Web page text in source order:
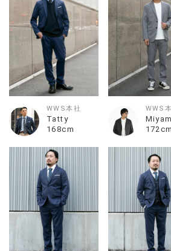
WWS本社
Tatty
168cm
WWS
172cm